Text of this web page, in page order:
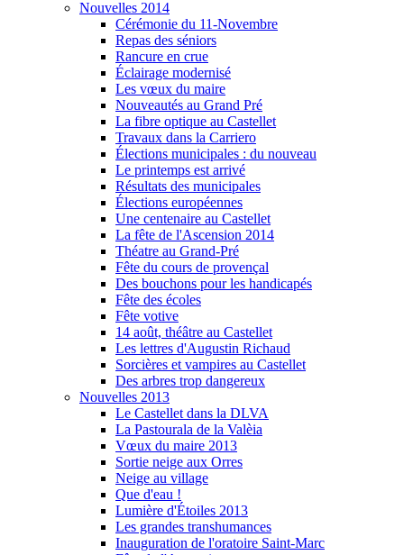
Nouvelles 2014
Cérémonie du 11-Novembre
Repas des séniors
Rancure en crue
Éclairage modernisé
Les vœux du maire
Nouveautés au Grand Pré
La fibre optique au Castellet
Travaux dans la Carriero
Élections municipales : du nouveau
Le printemps est arrivé
Résultats des municipales
Élections européennes
Une centenaire au Castellet
La fête de l'Ascension 2014
Théatre au Grand-Pré
Fête du cours de provençal
Des bouchons pour les handicapés
Fête des écoles
Fête votive
14 août, théâtre au Castellet
Les lettres d'Augustin Richaud
Sorcières et vampires au Castellet
Des arbres trop dangereux
Nouvelles 2013
Le Castellet dans la DLVA
La Pastourala de la Valèia
Vœux du maire 2013
Sortie neige aux Orres
Neige au village
Que d'eau !
Lumière d'Étoiles 2013
Les grandes transhumances
Inauguration de l'oratoire Saint-Marc